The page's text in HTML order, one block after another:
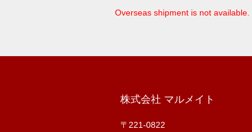
Overseas shipment is not available.
株式会社 マルメイト
〒221-0822